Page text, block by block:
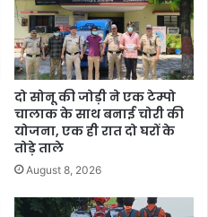
दो सोनू की जोड़ी ने एक टेम्पो
चालाक के साथ बनाई चोरी की
योजना, एक ही रात दो घरों के
तोड़े ताले
August 8, 2026